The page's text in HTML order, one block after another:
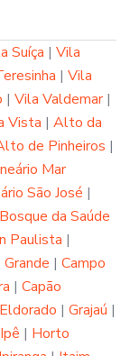
Suíça | Vila
| Vila
| Vila Valdemar|
Vista | Alto da
de Pinheiros |
Mar
São José |
Bosque da Saúde
Paulista |
| Campo
| Capão
Eldorado | Grajaú |
| Horto